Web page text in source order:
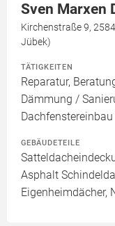
Sven Marxen
Kirchenstraße 9,
Jübek)
TÄTIGKEITEN
Reparatur,
Dämmung /
Dachfenstereinbau
GEBÄUDETEILE
Asphalt
Eigenheimdächer,